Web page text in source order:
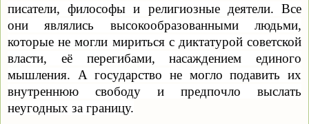
писатели, философы и религиозные деятели. Все
они являлись высокообразованными людьми,
которые не могли мириться с диктатурой советской
власти, её перегибами, насаждением единого
мышления. А государство не могло подавить их
внутреннюю свободу и предпочло выслать
неугодных за границу.